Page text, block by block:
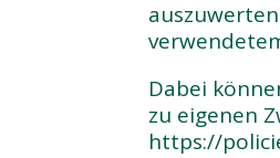
Dabei
zu eigenen
https://